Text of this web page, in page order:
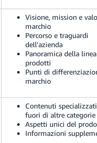
Visione, mission e
marchio
Percorso e traguardi
dell'azienda
Panoramica della
prodotti
Punti di
marchio
Contenuti
fuori di altre categorie
Aspetti unici del
Informazioni